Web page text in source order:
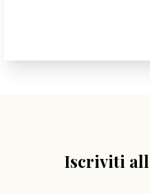
Iscriviti